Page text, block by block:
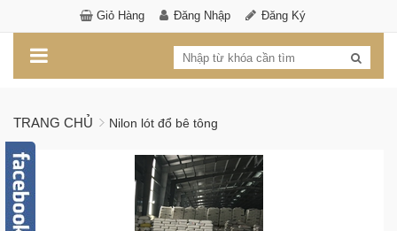
Giỏ Hàng Đăng Nhập Đăng Ký
TRANG CHỦ Nilon lót đổ bê tông